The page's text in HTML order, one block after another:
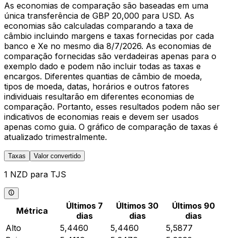
As economias de comparação são baseadas em uma
única transferência de GBP 20,000 para USD. As
economias são calculadas comparando a taxa de
câmbio incluindo margens e taxas fornecidas por cada
banco e Xe no mesmo dia 8/7/2026. As economias de
comparação fornecidas são verdadeiras apenas para o
exemplo dado e podem não incluir todas as taxas e
encargos. Diferentes quantias de câmbio de moeda,
tipos de moeda, datas, horários e outros fatores
individuais resultarão em diferentes economias de
comparação. Portanto, esses resultados podem não ser
indicativos de economias reais e devem ser usados
apenas como guia. O gráfico de comparação de taxas é
atualizado trimestralmente.
Taxas Valor convertido
1 NZD para TJS
Métrica
Últimos 7
dias
Últimos 30
dias
Últimos 90
dias
Alto
5,4460 5,4460
5,5877